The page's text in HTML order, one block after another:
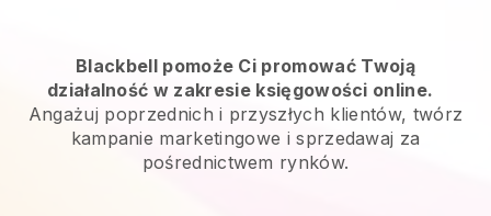
Blackbell pomoże Ci promować Twoją
działalność w zakresie księgowości online.
Angażuj poprzednich i przyszłych klientów, twórz
kampanie marketingowe i sprzedawaj za
pośrednictwem rynków.